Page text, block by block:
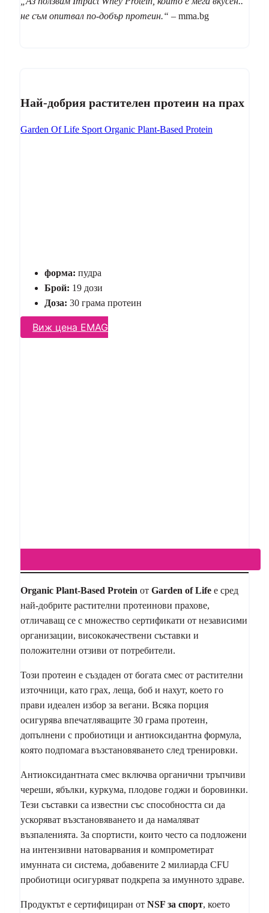
не съм опитвал по-добър протеин.“ – mma.bg
Най-добрия растителен протеин на прах
Garden Of Life Sport Organic Plant-Based Protein
форма: пудра
Брой: 19 дози
Доза: 30 грама протеин
Виж цена EMAG
Organic Plant-Based Protein от Garden of Life е сред
най-добрите растителни протеинови прахове,
отличаващ се с множество сертификати от независими
организации, висококачествени съставки и
положителни отзиви от потребители.
Този протеин е създаден от богата смес от растителни
източници, като грах, леща, боб и нахут, което го
прави идеален избор за вегани. Всяка порция
осигурява впечатляващите 30 грама протеин,
допълнени с пробиотици и антиоксидантна формула,
която подпомага възстановяването след тренировки.
Антиоксидантната смес включва органични тръпчиви
череши, ябълки, куркума, плодове годжи и боровинки.
Тези съставки са известни със способността си да
ускоряват възстановяването и да намаляват
възпаленията. За спортисти, които често са подложени
на интензивни натоварвания и компрометират
имунната си система, добавените 2 милиарда CFU
пробиотици осигуряват подкрепа за имунното здраве.
Продуктът е сертифициран от NSF за спорт, което